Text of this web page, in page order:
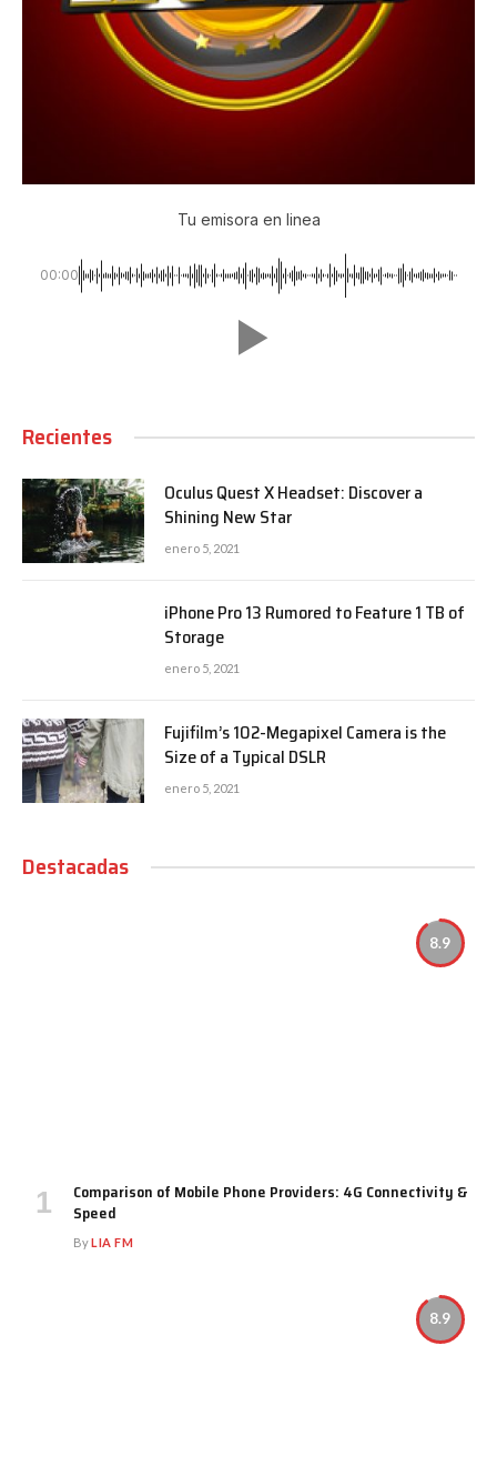
Tu emisora en linea
00:00
Recientes
Oculus Quest X Headset: Discover a
Shining New Star
enero 5, 2021
iPhone Pro 13 Rumored to Feature 1 TB of
Storage
enero 5, 2021
Fujifilm’s 102-Megapixel Camera is the
Size of a Typical DSLR
enero 5, 2021
Destacadas
8.9
Comparison of Mobile Phone Providers: 4G Connectivity &
Speed
ByLIA FM
8.9